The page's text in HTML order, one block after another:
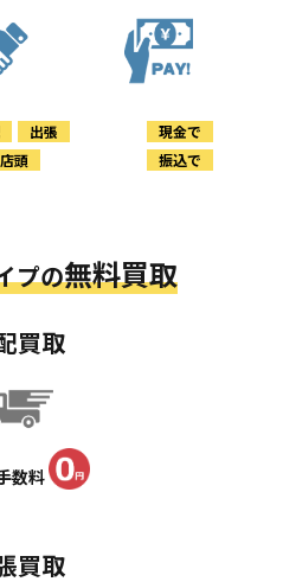
出張
店頭
現金で
振込で
プの無料買取
買取
数料
買取